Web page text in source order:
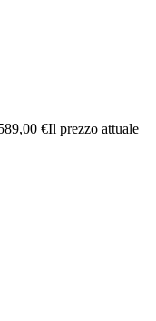
€Il prezzo attuale